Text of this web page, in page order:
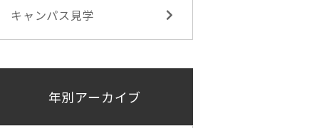
キャンパス見学
年別アーカイブ